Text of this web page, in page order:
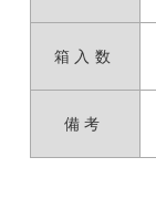
箱入数
備考